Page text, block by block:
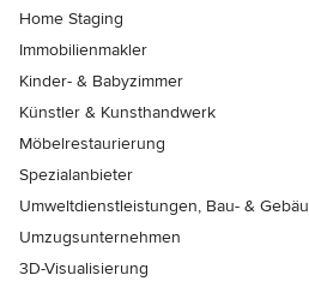
Home Staging
Immobilienmakler
Kinder- & Babyzimmer
Künstler & Kunsthandwerk
Möbelrestaurierung
Spezialanbieter
Umweltdienstleistungen, Bau- &
Umzugsunternehmen
3D-Visualisierung